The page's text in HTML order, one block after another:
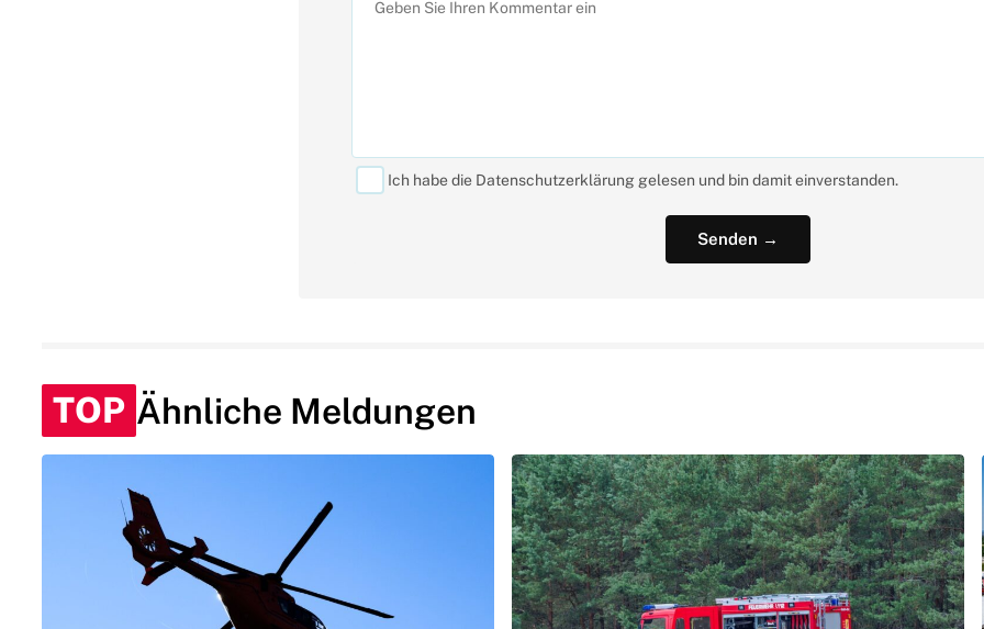
Ich habe die Datenschutzerklärung gelesen und bin damit einverstanden.
TOP Ähnliche Meldungen